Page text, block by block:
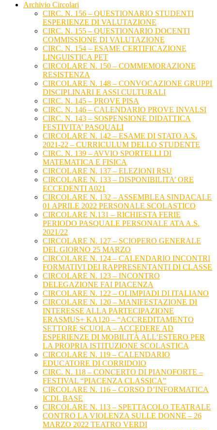
Archivio Circolari
CIRC. N. 156 – QUESTIONARIO STUDENTI
ESPERIENZE DI VALUTAZIONE
CIRC. N. 155 – QUESTIONARIO DOCENTI
COMMISSIONE DI VALUTAZIONE
CIRC. N. 154 – ESAME CERTIFICAZIONE
LINGUISTICA PET
CIRCOLARE N. 150 – COMMEMORAZIONE
RESISTENZA
CIRCOLARE N. 148 – CONVOCAZIONE GRUPPI
DISCIPLINARI E ASSI CULTURALI
CIRC. N. 145 – PROVE PISA
CIRC. N. 146 – CALENDARIO PROVE INVALSI
CIRC. N. 143 – SOSPENSIONE DIDATTICA
FESTIVITA’ PASQUALI
CIRCOLARE N. 142 – ESAME DI STATO A.S.
2021-22 – CURRICULUM DELLO STUDENTE
CIRC. N. 139 – AVVIO SPORTELLI DI
MATEMATICA E FISICA
CIRCOLARE N. 137 – ELEZIONI RSU
CIRCOLARE N. 133 – DISPONIBILITA’ ORE
ECCEDENTI A021
CIRCOLARE N. 132 – ASSEMBLEA SINDACALE
01 APRILE 2022 PERSONALE SCOLASTICO
CIRCOLARE N.131 – RICHIESTA FERIE
PERIODO PASQUALE PERSONALE ATA A.S.
2021/22
CIRCOLARE N. 127 – SCIOPERO GENERALE
DEL GIORNO 25 MARZO
CIRCOLARE N. 124 – CALENDARIO INCONTRI
FORMATIVI DEI RAPPRESENTANTI DI CLASSE
CIRCOLARE N. 123 – INCONTRO
DELEGAZIONE FAI PIACENZA
CIRCOLARE N. 122 – OLIMPIADI DI ITALIANO
CIRCOLARE N. 120 – MANIFESTAZIONE DI
INTERESSE ALLA PARTECIPAZIONE
ERASMUS+ KA120 – “ACCREDITAMENTO
SETTORE SCUOLA – ACCEDERE AD
ESPERIENZE DI MOBILITÀ ALL’ESTERO PER
LA PROPRIA ISTITUZIONE SCOLASTICA
CIRCOLARE N. 119 – CALENDARIO
EDUCATORE DI CORRIDOIO
CIRC. N. 118 – CONCERTO DI PIANOFORTE –
FESTIVAL “PIACENZA CLASSICA”
CIRCOLARE N. 116 – CORSO D’INFORMATICA
ICDL BASE
CIRCOLARE N. 113 – SPETTACOLO TEATRALE
CONTRO LA VIOLENZA SULLE DONNE – 26
MARZO 2022 TEATRO VERDI